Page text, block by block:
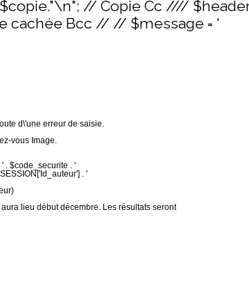
// Copie Cc ////
cachée Bcc // // $message = '
d\'une erreur de saisie.
vous Image.
. $code_securite . '
. '
lieu début décembre. Les résultats seront